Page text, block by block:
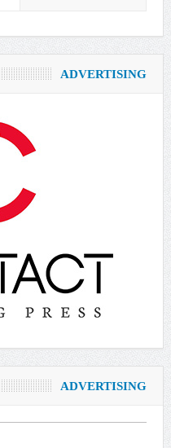
ADVERTISING
ADVERTISING